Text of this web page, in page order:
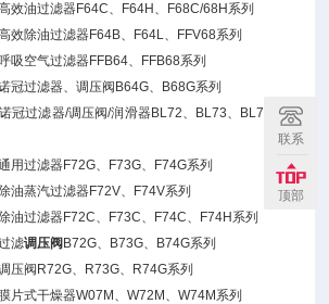
效油过滤器F64C、F64H、F68C/68H系列
效除油过滤器F64B、F64L、FFV68系列
吸空气过滤器FFB64、FFB68系列
冠过滤器、调压阀B64G、B68G系列
冠过滤器/调压阀/润滑器BL72、BL73、BL74、F
用过滤器F72G、F73G、F74G系列
油蒸汽过滤器F72V、F74V系列
油过滤器F72C、F73C、F74C、F74H系列
滤调压阀 B72G、B73G、B74G系列
压阀R72G、R73G、R74G系列
片式干燥器W07M、W72M、W74M系列
联系
顶部